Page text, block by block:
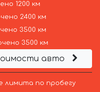
1200 км
2400 км
3500 км
3500 км
авто
лимита по пробегу